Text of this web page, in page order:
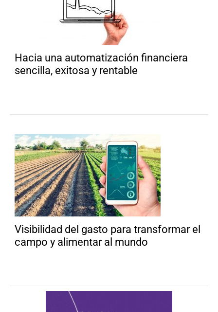
Hacia una automatización financiera
sencilla, exitosa y rentable
Visibilidad del gasto para transformar el
campo y alimentar al mundo